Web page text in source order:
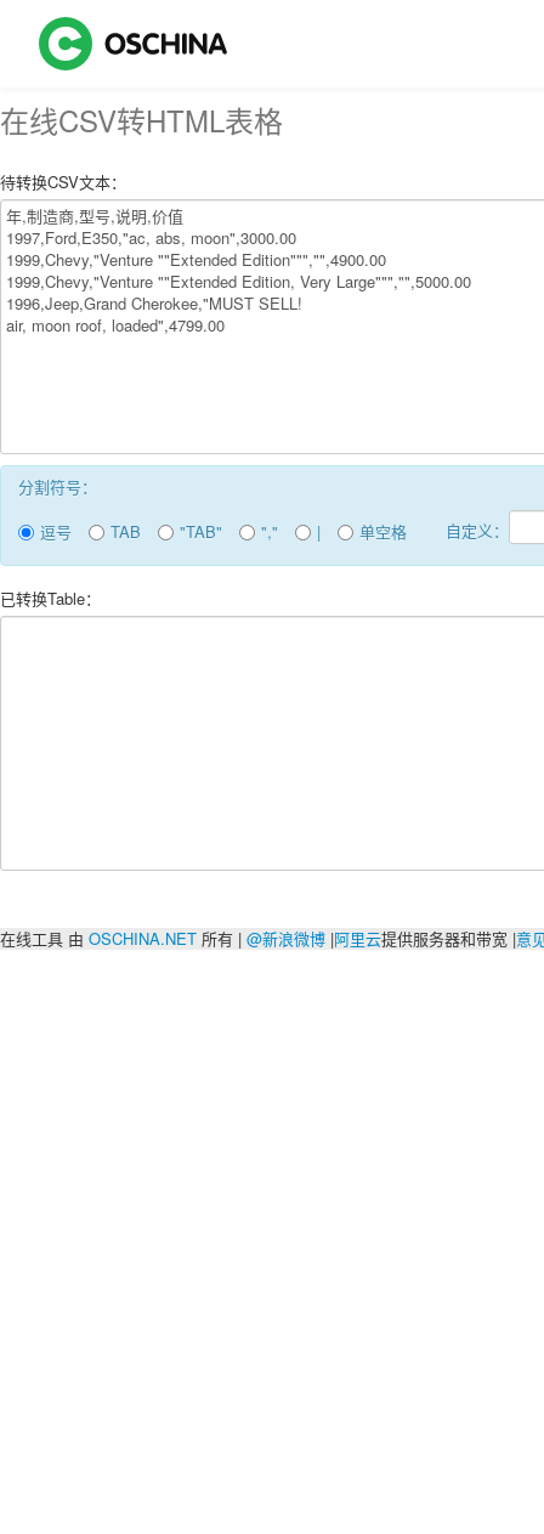
在线CSV转HTML表格
待转换CSV文本：
分割符号：
逗号
TAB "TAB" "," | 单空格 自定义：
已转换Table：
在线工具 由 OSCHINA.NET 所有 | @新浪微博 |阿里云提供服务器和带宽 |意